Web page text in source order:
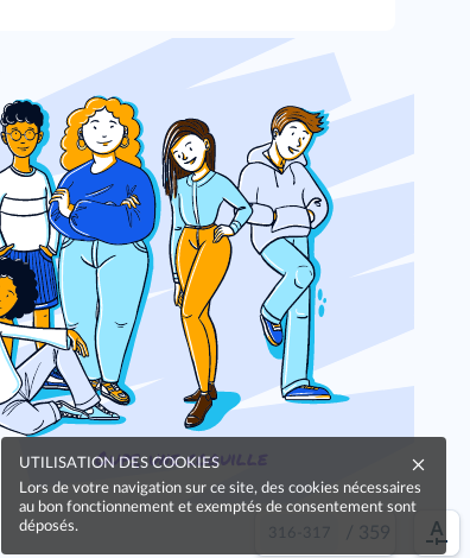
/ 359
Oups, une coquille
UTILISATION DES COOKIES
Lors de votre navigation sur ce site, des cookies nécessaires
au bon fonctionnement et exemptés de consentement sont
déposés.